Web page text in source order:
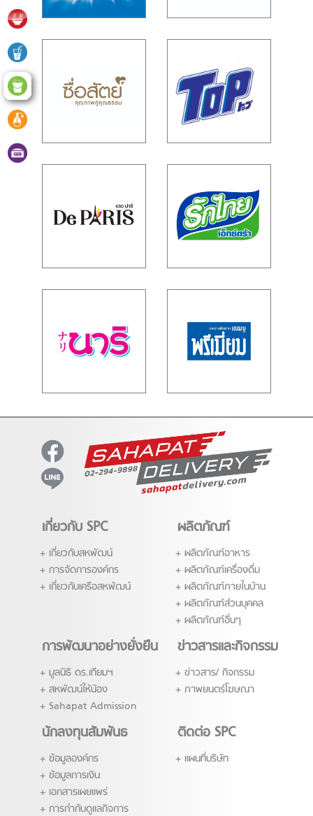
เกี่ยวกับ SPC
เกี่ยวกับสหพัฒน์
การจัดการองค์กร
เกี่ยวกับเครือสหพัฒน์
ผลิตภัณฑ์
ผลิตภัณฑ์อาหาร
ผลิตภัณฑ์เครื่องดื่ม
ผลิตภัณฑ์ภายในบ้าน
ผลิตภัณฑ์ส่่วนบุคคล
ผลิตภัณฑ์อื่นๆ
การพัฒนาอย่างยั่งยืน
มูลนิธิ ดร.เทียมฯ
สหพัฒน์ให้น้อง
Sahapat Admission
ข่าวสารและกิจกรรม
ข่าวสาร/ กิจกรรม
ภาพยนตร์โฆษณา
นักลงทุนสัมพันธ
ข้อมูลองค์กร
ข้อมูลการเงิน
เอกสารเผยแพร่
การกำกับดูแลกิจการ
ติดต่อ SPC
แผนที่บริษัท